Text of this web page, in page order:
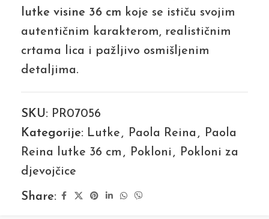
lutke visine 36 cm koje se ističu svojim
autentičnim karakterom, realističnim
crtama lica i pažljivo osmišljenim
detaljima.
SKU: PR07056
Kategorije: Lutke , Paola Reina , Paola
Reina lutke 36 cm , Pokloni , Pokloni za
djevojčice
Share: